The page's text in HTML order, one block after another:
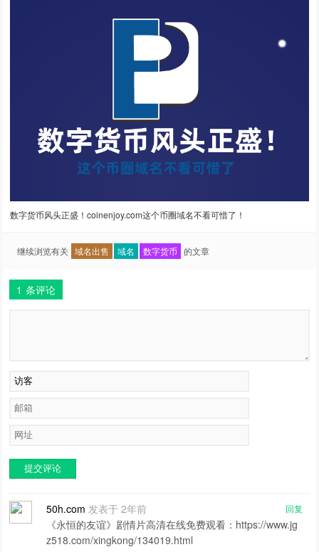
数字货币风头正盛！coinenjoy.com这个币圈域名不看可惜了！
继续浏览有关 域名出售 域名 数字货币 的文章
1 条评论
提交评论
50h.com 发表于 2年前 回复
《永恒的友谊》剧情片高清在线免费观看：https://www.jg
z518.com/xingkong/134019.html